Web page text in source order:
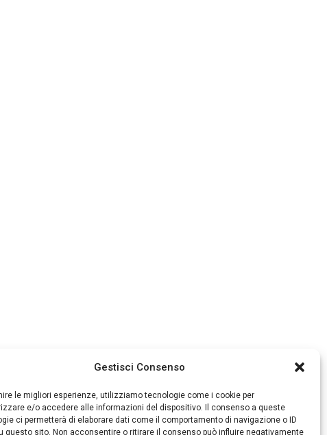
Gestisci Consenso
le migliori esperienze, utilizziamo tecnologie come i cookie per
e/o accedere alle informazioni del dispositivo. Il consenso a queste
ci permetterà di elaborare dati come il comportamento di navigazione o ID
questo sito. Non acconsentire o ritirare il consenso può influire negativamente